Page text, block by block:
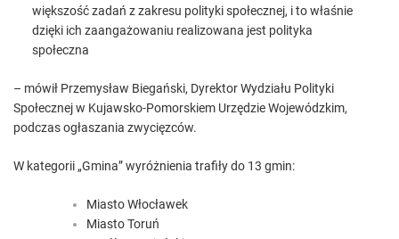
większość zadań z zakresu polityki społecznej, i to właśnie
dzięki ich zaangażowaniu realizowana jest polityka
społeczna
– mówił Przemysław Biegański, Dyrektor Wydziału Polityki
Społecznej w Kujawsko-Pomorskiem Urzędzie Wojewódzkim,
podczas ogłaszania zwycięzców.
W kategorii „Gmina” wyróżnienia trafiły do 13 gmin:
Miasto Włocławek
Miasto Toruń